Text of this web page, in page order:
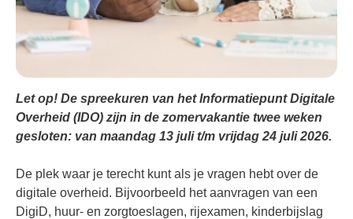
Let op! De spreekuren van het Informatiepunt Digitale
Overheid (IDO) zijn in de zomervakantie twee weken
gesloten: van maandag 13 juli t/m vrijdag 24 juli 2026.
De plek waar je terecht kunt als je vragen hebt over de
digitale overheid. Bijvoorbeeld het aanvragen van een
DigiD, huur- en zorgtoeslagen, rijexamen, kinderbijslag